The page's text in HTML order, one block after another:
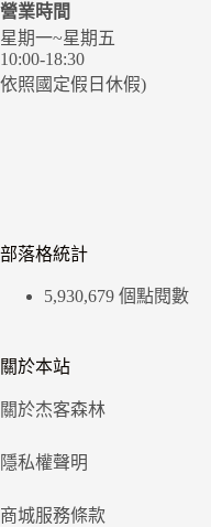
營業時間
星期一~星期五
10:00-18:30
依照國定假日休假)
部落格統計
5,930,679 個點閱數
關於本站
關於杰客森林
隱私權聲明
商城服務條款